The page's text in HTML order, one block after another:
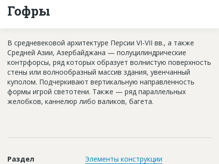
О проекте
База строящихся объектов
Инвестпроекты
Глоссарий
Новости
Гофры
В средневековой архитектуре Персии VI-VII вв., а также
Средней Азии, Азербайджана — полуцилиндрические
контрфорсы, ряд которых образует волнистую поверхность
стены или волнообразный массив здания, увенчанный
куполом. Подчеркивают вертикальную направленность
формы игрой светотени. Также — ряд параллельных
желобков, каннелюр либо валиков, багета.
Раздел
Элементы конструкции